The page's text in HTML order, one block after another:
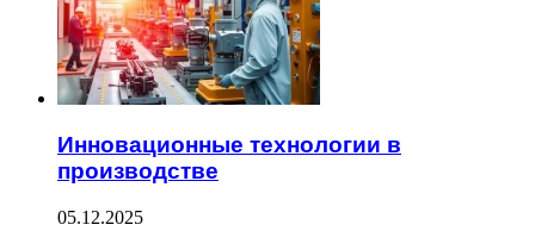
Инновационные технологии в
производстве
05.12.2025